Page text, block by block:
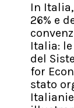
In
26% e
Italia:
del
for
stato